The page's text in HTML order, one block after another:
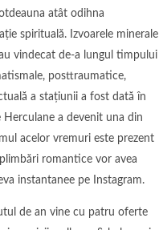
atât odihna
spirituală. Izvoarele minerale
vindecat de-a lungul timpului
posttraumatice,
a stațiunii a fost dată în
a devenit una din
acelor vremuri este prezent
romantice vor avea
instantanee pe Instagram.
de an vine cu patru oferte